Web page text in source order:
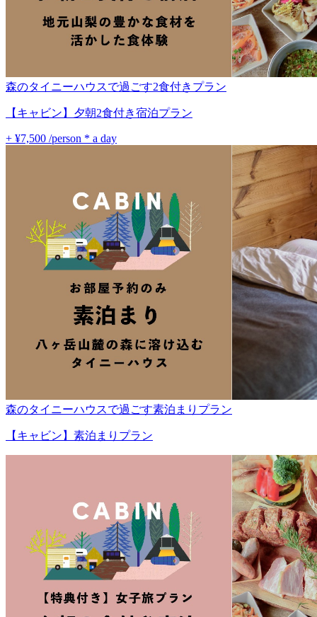
森のタイニーハウスで過ごす2食付きプラン
【キャビン】夕朝2食付き宿泊プラン
+ ¥7,500 /person * a day
森のタイニーハウスで過ごす素泊まりプラン
【キャビン】素泊まりプラン